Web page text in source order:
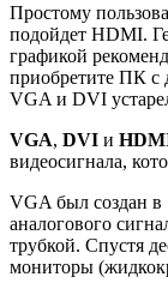
Простому
подойдет HDMI.
графикой
приобретите ПК с
VGA и DVI
VGA, DVI и
видеосигнала,
VGA был создан в
аналогового
трубкой. Спустя
мониторы